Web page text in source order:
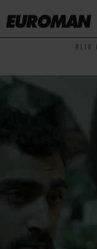
BLIV